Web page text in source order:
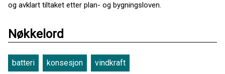
og avklart tiltaket etter plan- og bygningsloven.
Nøkkelord
batteri konsesjon vindkraft